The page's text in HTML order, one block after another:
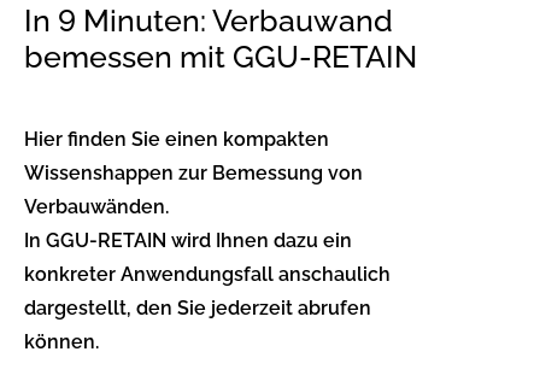
In 9 Minuten: Verbauwand
bemessen mit GGU-RETAIN
Hier finden Sie einen kompakten
Wissenshappen zur Bemessung von
Verbauwänden.
In GGU-RETAIN wird Ihnen dazu ein
konkreter Anwendungsfall anschaulich
dargestellt, den Sie jederzeit abrufen
können.